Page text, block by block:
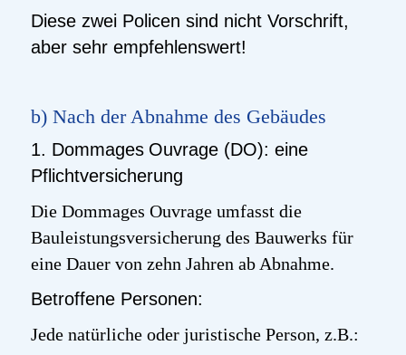
Diese zwei Policen sind nicht Vorschrift,
aber sehr empfehlenswert!
b) Nach der Abnahme des Gebäudes
1. Dommages Ouvrage(DO): eine
Pflichtversicherung
Die Dommages Ouvrageumfasst die
Bauleistungsversicherung des Bauwerks für
eine Dauer von zehn Jahren ab Abnahme.
Betroffene Personen:
Jede natürliche oder juristische Person, z.B.: